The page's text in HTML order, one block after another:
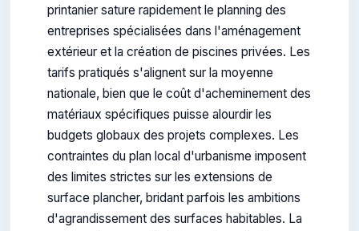
printanier sature rapidement le planning des
entreprises spécialisées dans l'aménagement
extérieur et la création de piscines privées. Les
tarifs pratiqués s'alignent sur la moyenne
nationale, bien que le coût d'acheminement des
matériaux spécifiques puisse alourdir les
budgets globaux des projets complexes. Les
contraintes du plan local d'urbanisme imposent
des limites strictes sur les extensions de
surface plancher, bridant parfois les ambitions
d'agrandissement des surfaces habitables. La